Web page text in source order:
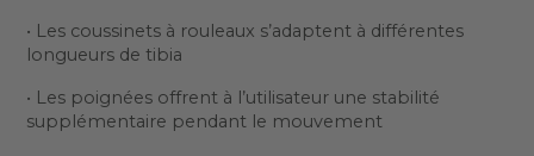
• Les coussinets à rouleaux s’adaptent à différentes
longueurs de tibia
• Les poignées offrent à l’utilisateur une stabilité
supplémentaire pendant le mouvement